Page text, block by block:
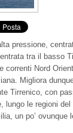
pressione,
tra il basso
correnti Nord
Migliora
Tirrenico, con
lungo le regioni del
un po’ ovunque